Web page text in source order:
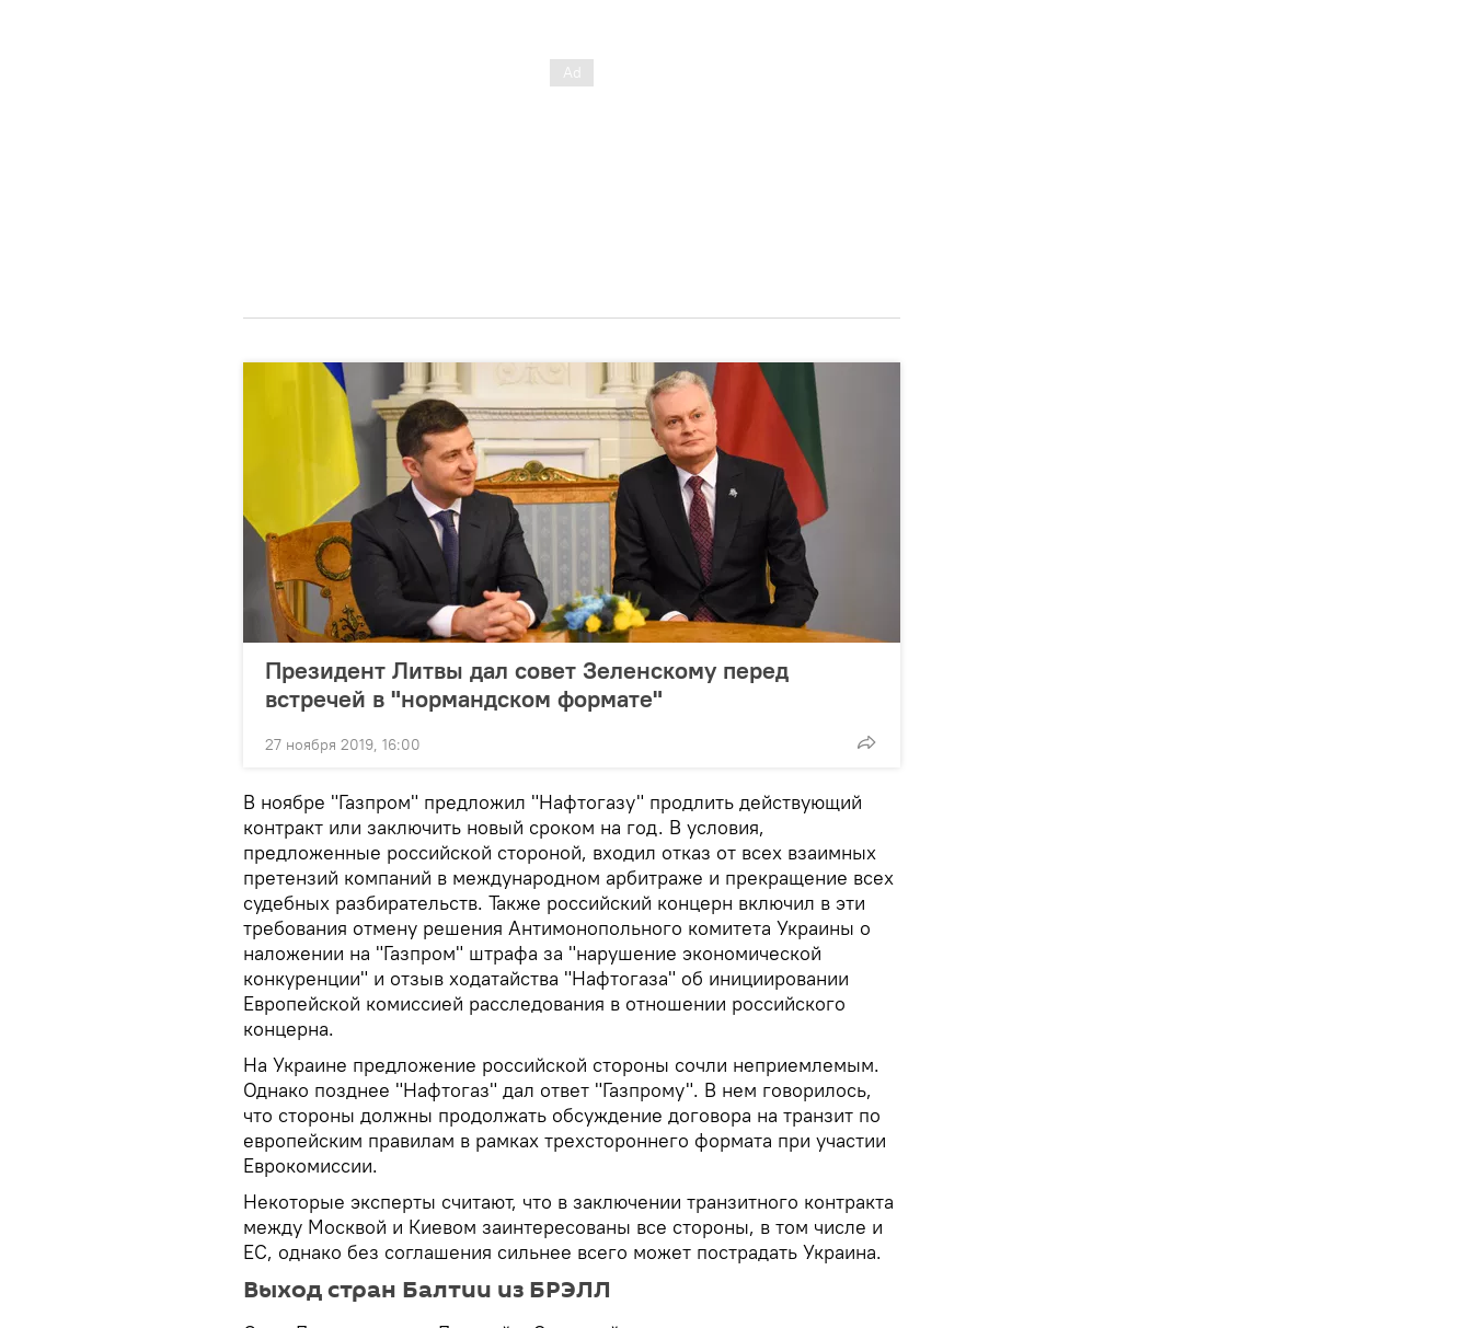
Президент Литвы дал совет Зеленскому перед
встречей в "нормандском формате"
27 ноября 2019, 16:00
В ноябре "Газпром" предложил "Нафтогазу" продлить действующий
контракт или заключить новый сроком на год. В условия,
предложенные российской стороной, входил отказ от всех взаимных
претензий компаний в международном арбитраже и прекращение всех
судебных разбирательств. Также российский концерн включил в эти
требования отмену решения Антимонопольного комитета Украины о
наложении на "Газпром" штрафа за "нарушение экономической
конкуренции" и отзыв ходатайства "Нафтогаза" об инициировании
Европейской комиссией расследования в отношении российского
концерна.
На Украине предложение российской стороны сочли неприемлемым.
Однако позднее "Нафтогаз" дал ответ "Газпрому". В нем говорилось,
что стороны должны продолжать обсуждение договора на транзит по
европейским правилам в рамках трехстороннего формата при участии
Еврокомиссии.
Некоторые эксперты считают, что в заключении транзитного контракта
между Москвой и Киевом заинтересованы все стороны, в том числе и
ЕС, однако без соглашения сильнее всего может пострадать Украина.
Выход стран Балтии из БРЭЛЛ